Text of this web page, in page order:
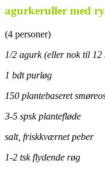
agurkeruller med
(4 personer)
1/2 agurk (eller nok til 12
1 bdt purløg
150 plantebaseret
3-5 spsk plantefløde
salt, friskkværnet peber
1-2 tsk flydende røg